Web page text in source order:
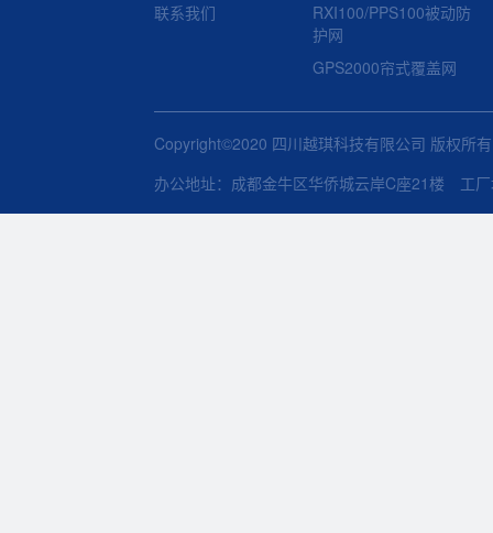
联系我们
RXI100/PPS100被动防
护网
GPS2000帘式覆盖网
Copyright©2020 四川越琪科技有限公司 版权所
办公地址：成都金牛区华侨城云岸C座21楼 工